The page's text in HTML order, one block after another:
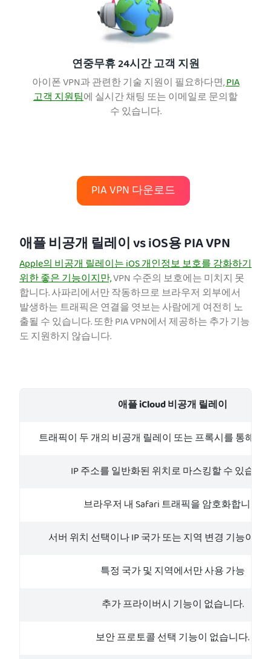
연중무휴 24시간 고객 지원
아이폰 VPN과 관련한 기술 지원이 필요하다면,PIA
고객 지원팀에 실시간 채팅 또는 이메일로 문의할
수 있습니다.
PIA VPN 다운로드
애플 비공개 릴레이 vs iOS용 PIA VPN
Apple의 비공개 릴레이는 iOS 개인정보 보호를 강화하기
위한 좋은 기능이지만,VPN 수준의 보호에는 미치지 못
합니다. 사파리에서만 작동하므로 브라우저 외부에서
발생하는 트래픽은 연결을 엿보는 사람에게 여전히 노
출될 수 있습니다. 또한 PIA VPN에서 제공하는 추가 기능
도 지원하지 않습니다.
애플 iCloud 비공개 릴레이
트래픽이 두 개의 비공개 릴레이 또는 프록시를 통해 이
IP 주소를 일반화된 위치로 마스킹할 수 있습니
브라우저 내 Safari 트래픽을 암호화합니다.
서버 위치 선택이나 IP 국가 또는 지역 변경 기능이 없
특정 국가 및 지역에서만 사용 가능
추가 프라이버시 기능이 없습니다.
보안 프로토콜 선택 기능이 없습니다.